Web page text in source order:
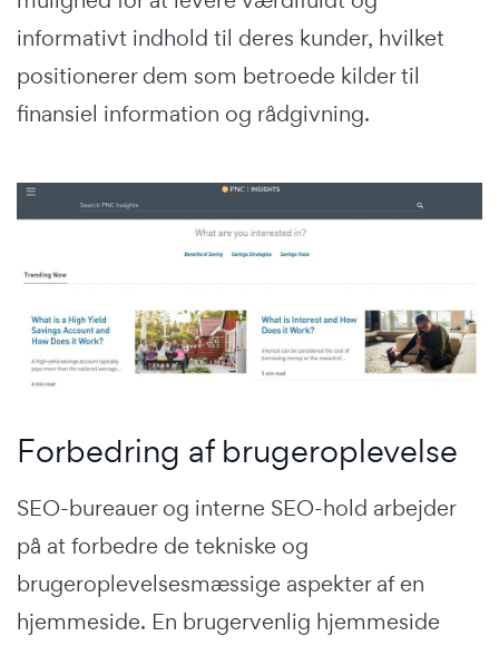
informativt indhold til deres kunder, hvilket
positionerer dem som betroede kilder til
finansiel information og rådgivning.
Forbedring af brugeroplevelse
SEO-bureauer og interne SEO-hold arbejder
på at forbedre de tekniske og
brugeroplevelsesmæssige aspekter af en
hjemmeside. En brugervenlig hjemmeside